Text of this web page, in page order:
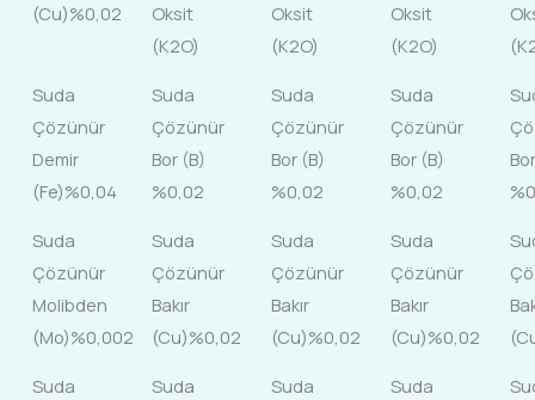
(Cu)%0,02
Oksit
(K2O)
Oksit
(K2O)
Oksit
(K2O)
Suda
Çözünür
Demir
(Fe)%0,04
Suda
Çözünür
Bor (B)
%0,02
Suda
Çözünür
Bor (B)
%0,02
Suda
Çözünür
Bor (B)
%0,02
Suda
Çözünür
Molibden
(Mo)%0,002
Suda
Çözünür
Bakır
(Cu)%0,02
Suda
Çözünür
Bakır
(Cu)%0,02
Suda
Çözünür
Bakır
(Cu)%0,02
Suda
Suda
Suda
Suda